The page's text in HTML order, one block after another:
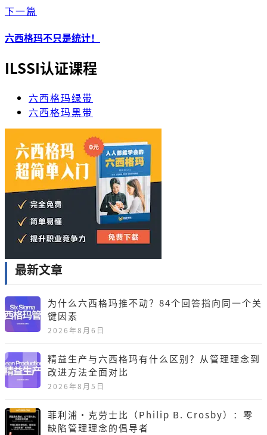
下一篇
六西格玛不只是统计！
ILSSI认证课程
六西格玛绿带
六西格玛黑带
最新文章
为什么六西格玛推不动？84个回答指向同一个关
键因素
2026年8月6日
精益生产与六西格玛有什么区别？从管理理念到
改进方法全面对比
2026年8月5日
菲利浦·克劳士比（Philip B. Crosby）：零
缺陷管理理念的倡导者